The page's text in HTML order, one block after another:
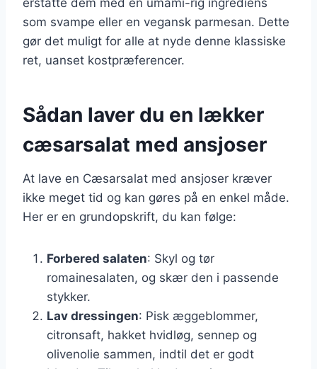
som svampe eller en vegansk parmesan. Dette
gør det muligt for alle at nyde denne klassiske
ret, uanset kostpræferencer.
Sådan laver du en lækker
cæsarsalat med ansjoser
At lave en Cæsarsalat med ansjoser kræver
ikke meget tid og kan gøres på en enkel måde.
Her er en grundopskrift, du kan følge:
Forbered salaten: Skyl og tør
romainesalaten, og skær den i passende
stykker.
Lav dressingen: Pisk æggeblommer,
citronsaft, hakket hvidløg, sennep og
olivenolie sammen, indtil det er godt